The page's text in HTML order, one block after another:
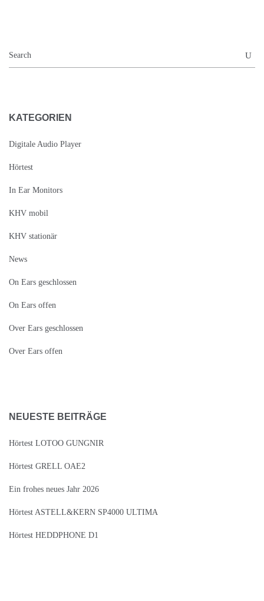
KATEGORIEN
Digitale Audio Player
Hörtest
In Ear Monitors
KHV mobil
KHV stationär
News
On Ears geschlossen
On Ears offen
Over Ears geschlossen
Over Ears offen
NEUESTE BEITRÄGE
Hörtest LOTOO GUNGNIR
Hörtest GRELL OAE2
Ein frohes neues Jahr 2026
Hörtest ASTELL&KERN SP4000 ULTIMA
Hörtest HEDDPHONE D1